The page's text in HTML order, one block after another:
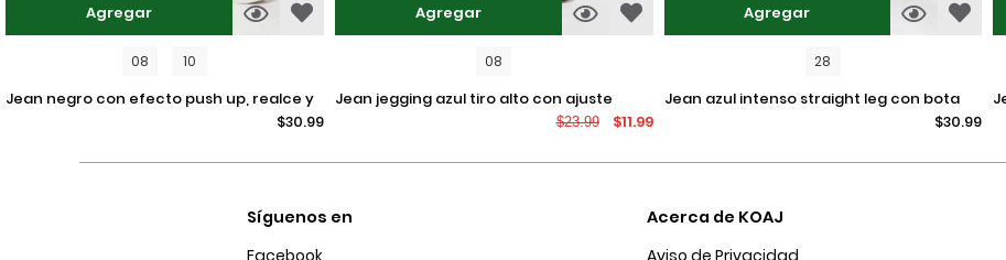
Agregar
08 10
jean negro con efecto push up, realce y
$30.99
Agregar
08
jean jegging azul tiro alto con ajuste
$23.99 $11.99
Agregar
28
jean azul intenso straight leg con bota
$30.99
jean 90´s negro con cremallera, bota
Síguenos en
Acerca de KOAJ